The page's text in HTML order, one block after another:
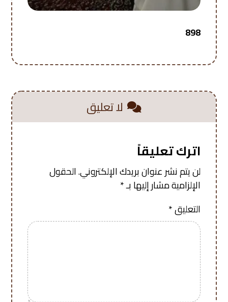
898
لا تعليق
اترك تعليقاً
لن يتم نشر عنوان بريدك الإلكتروني.الحقول
الإلزامية مشار إليها بـ*
التعليق*